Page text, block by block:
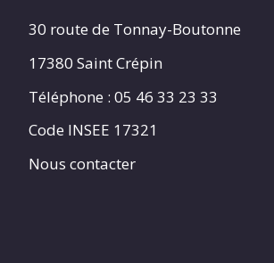
30 route de Tonnay-Boutonne
17380 Saint Crépin
Téléphone : 05 46 33 23 33
Code INSEE 17321
Nous contacter